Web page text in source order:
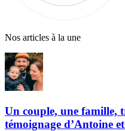
Nos articles à la une
Un couple, une famille,
témoignage d’Antoine